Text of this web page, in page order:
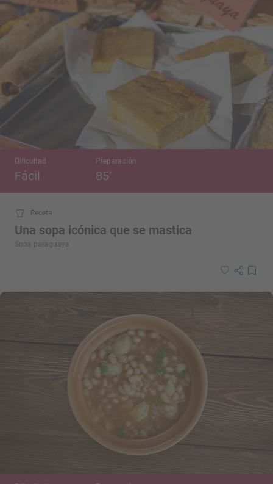
Receta
Dificultad
Fácil
Preparación
85’
Una sopa icónica que se mastica
Sopa paraguaya